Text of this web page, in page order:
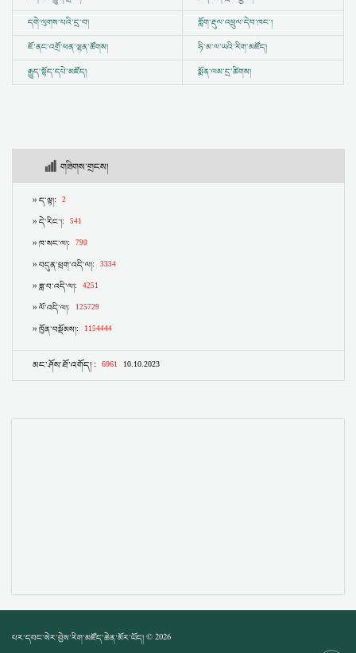
དགེ་ལུགས་པའི་དྲ་བ།
གློག་རྡུལ་འཕྲུལ་དེབ་ཁང་།
ཇོ་ནང་འགྲོ་ཕན་ལྷན་ཚོགས།
ཧི་མ་ལ་ཡའི་རིག་མཛོད།
རྒྱུད་སྟོད་དཔེ་མཛོད།
སྨོན་ལམ་དྲ་ཚིགས།
པར་དབང་སེར་བྱེས་རིག་མཛོད་ཆེན་མོར་ཡོད། © 2026